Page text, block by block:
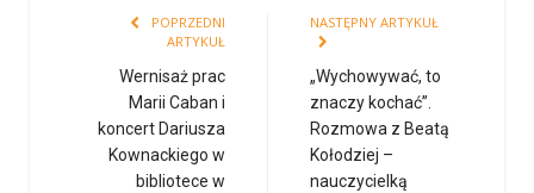
POPRZEDNI
ARTYKUŁ
Wernisaż prac
Marii Caban i
koncert Dariusza
Kownackiego w
bibliotece w
NASTĘPNY ARTYKUŁ
„Wychowywać, to
znaczy kochać”.
Rozmowa z Beatą
Kołodziej –
nauczycielką